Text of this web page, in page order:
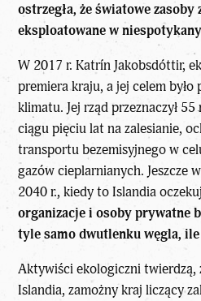
ostrzegła, że światowe
eksploatowane w
W 2017 r. Katrín Jakobsdóttir,
premiera kraju, a jej celem było
klimatu. Jej rząd przeznaczył
ciągu pięciu lat na zalesianie,
transportu bezemisyjnego w
gazów cieplarnianych. Jeszcze
2040 r., kiedy to Islandia
organizacje i osoby prywatne
tyle samo dwutlenku węgla,
Aktywiści ekologiczni twierdzą,
Islandia, zamożny kraj liczący